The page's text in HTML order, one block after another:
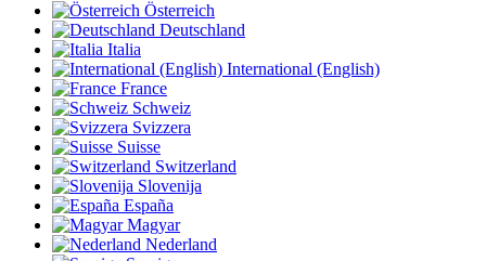
Österreich
Deutschland
Italia
International (English)
France
Schweiz
Svizzera
Suisse
Switzerland
Slovenija
España
Magyar
Nederland